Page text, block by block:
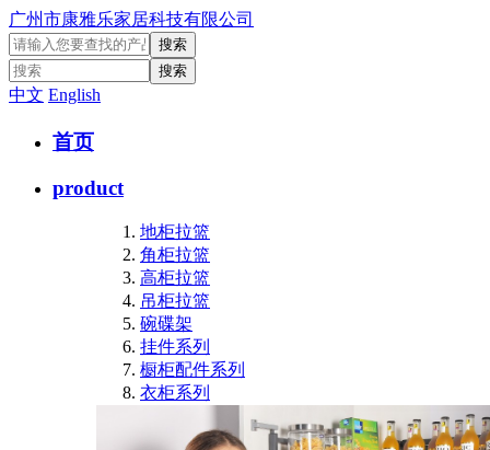
广州市康雅乐家居科技有限公司
中文 English
首页
product
地柜拉篮
角柜拉篮
高柜拉篮
吊柜拉篮
碗碟架
挂件系列
橱柜配件系列
衣柜系列